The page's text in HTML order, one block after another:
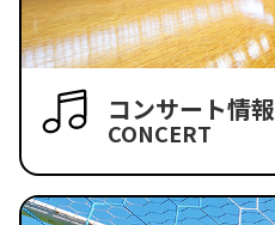
コンサート情報
CONCERT